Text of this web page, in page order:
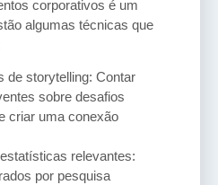
corporativos é um
algumas técnicas que
de storytelling: Contar
sobre desafios
criar uma conexão
relevantes:
por pesquisa